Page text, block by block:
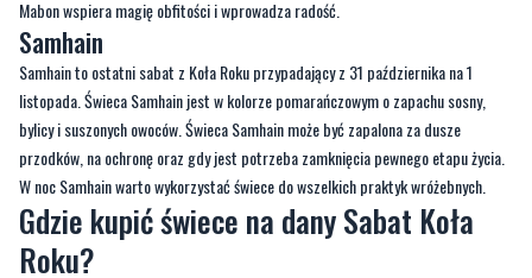
listopada. Świeca Samhain jest w kolorze pomarańczowym o zapachu sosny,
bylicy i suszonych owoców. Świeca Samhain może być zapalona za dusze
przodków, na ochronę oraz gdy jest potrzeba zamknięcia pewnego etapu życia.
W noc Samhain warto wykorzystać świece do wszelkich praktyk wróżebnych.
Gdzie kupić świece na dany Sabat Koła
Roku?
Opisane świece są dostępne w sklepie ezoterycznym Shamballa , który oferuje
bezpłatną pomoc przy wyborze świec. Dostępne świece są tworzone ręcznie z
wosku sojowego i składników najwyższej jakości. Każda świeca jest stworzona